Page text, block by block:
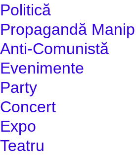
Politică
Propagandă
Anti-Comunistă
Evenimente
Party
Concert
Expo
Teatru